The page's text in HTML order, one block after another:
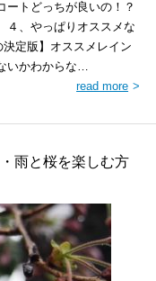
ートどっちが良いの！？
４、やっぱりオススメな
定版】オススメレイン
いかわからな…
read more
雨と桜を楽しむ方